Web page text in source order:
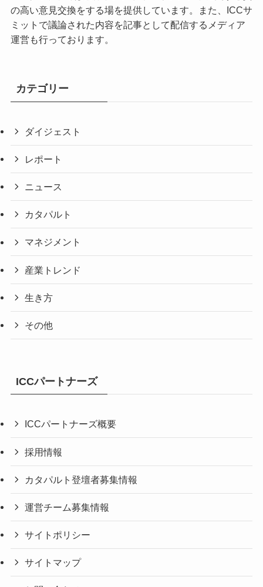
の高い意見交換をする場を提供しています。また、ICCサ
ミットで議論された内容を記事として配信するメディア
運営も行っております。
カテゴリー
ダイジェスト
レポート
ニュース
カタパルト
マネジメント
産業トレンド
生き方
その他
ICCパートナーズ
ICCパートナーズ概要
採用情報
カタパルト登壇者募集情報
運営チーム募集情報
サイトポリシー
サイトマップ